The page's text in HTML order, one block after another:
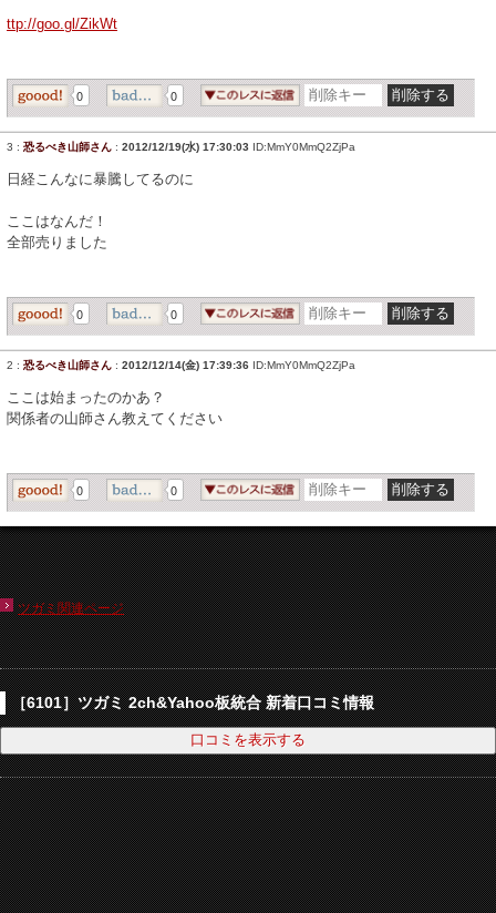
ttp://goo.gl/ZikWt
0 0
3 : 恐るべき山師さん : 2012/12/19(水) 17:30:03 ID:MmY0MmQ2ZjPa
日経こんなに暴騰してるのに
ここはなんだ！
全部売りました
0 0
2 : 恐るべき山師さん : 2012/12/14(金) 17:39:36 ID:MmY0MmQ2ZjPa
ここは始まったのかあ？
関係者の山師さん教えてください
0 0
ツガミ関連ページ
［6101］ツガミ 2ch&Yahoo板統合 新着口コミ情報